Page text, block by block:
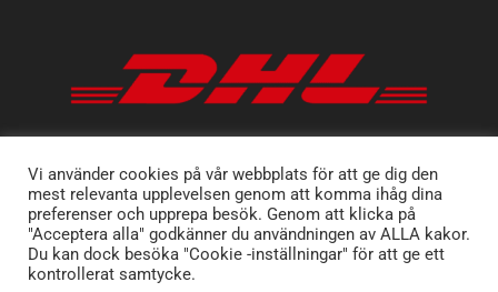
Vi använder cookies på vår webbplats för att ge dig den
mest relevanta upplevelsen genom att komma ihåg dina
preferenser och upprepa besök. Genom att klicka på
"Acceptera alla" godkänner du användningen av ALLA kakor.
Du kan dock besöka "Cookie -inställningar" för att ge ett
kontrollerat samtycke.